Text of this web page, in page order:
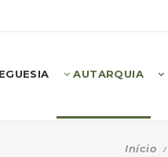
AUTARQUIA
Início